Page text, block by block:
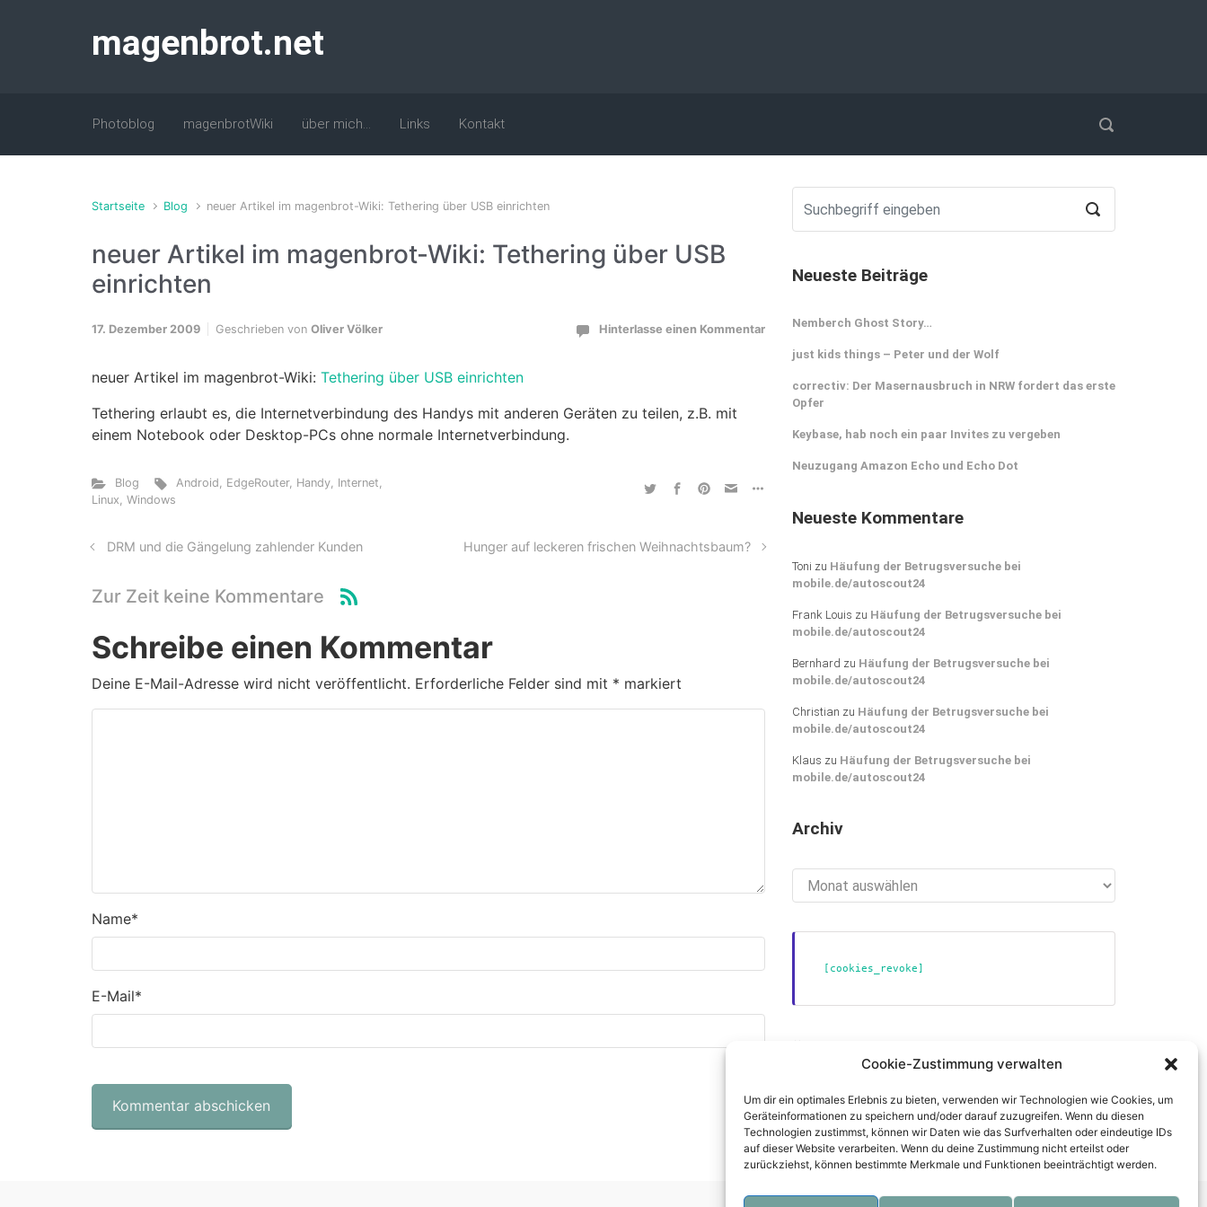
Cookie-Zustimmung verwalten
Um dir ein optimales Erlebnis zu bieten, verwenden wir Technologien wie Cookies, um
Geräteinformationen zu speichern und/oder darauf zuzugreifen. Wenn du diesen
Technologien zustimmst, können wir Daten wie das Surfverhalten oder eindeutige IDs
auf dieser Website verarbeiten. Wenn du deine Zustimmung nicht erteilst oder
zurückziehst, können bestimmte Merkmale und Funktionen beeinträchtigt werden.
magenbrot.net
Photoblog magenbrotWiki über mich… Links Kontakt
Startseite Blog neuer Artikel im magenbrot-Wiki: Tethering über USB einrichten
neuer Artikel im magenbrot-Wiki: Tethering über USB
einrichten
17. Dezember 2009 Geschrieben von Oliver Völker Hinterlasse einen Kommentar
neuer Artikel im magenbrot-Wiki: Tethering über USB einrichten
Tethering erlaubt es, die Internetverbindung des Handys mit anderen Geräten zu teilen, z.B. mit
einem Notebook oder Desktop-PCs ohne normale Internetverbindung.
Blog Android, EdgeRouter, Handy, Internet,
Linux, Windows
DRM und die Gängelung zahlender Kunden Hunger auf leckeren frischen Weihnachtsbaum?
Zur Zeit keine Kommentare
Schreibe einen Kommentar
Deine E-Mail-Adresse wird nicht veröffentlicht. Erforderliche Felder sind mit * markiert
Name*
E-Mail*
Neueste Beiträge
Nemberch Ghost Story…
just kids things – Peter und der Wolf
correctiv: Der Masernausbruch in NRW fordert das erste
Opfer
Keybase, hab noch ein paar Invites zu vergeben
Neuzugang Amazon Echo und Echo Dot
Neueste Kommentare
Toni zu Häufung der Betrugsversuche bei
mobile.de/autoscout24
Frank Louis zu Häufung der Betrugsversuche bei
mobile.de/autoscout24
Bernhard zu Häufung der Betrugsversuche bei
mobile.de/autoscout24
Christian zu Häufung der Betrugsversuche bei
mobile.de/autoscout24
Klaus zu Häufung der Betrugsversuche bei
mobile.de/autoscout24
Archiv
[cookies_revoke]
Datenschutzerklärung
Impressum